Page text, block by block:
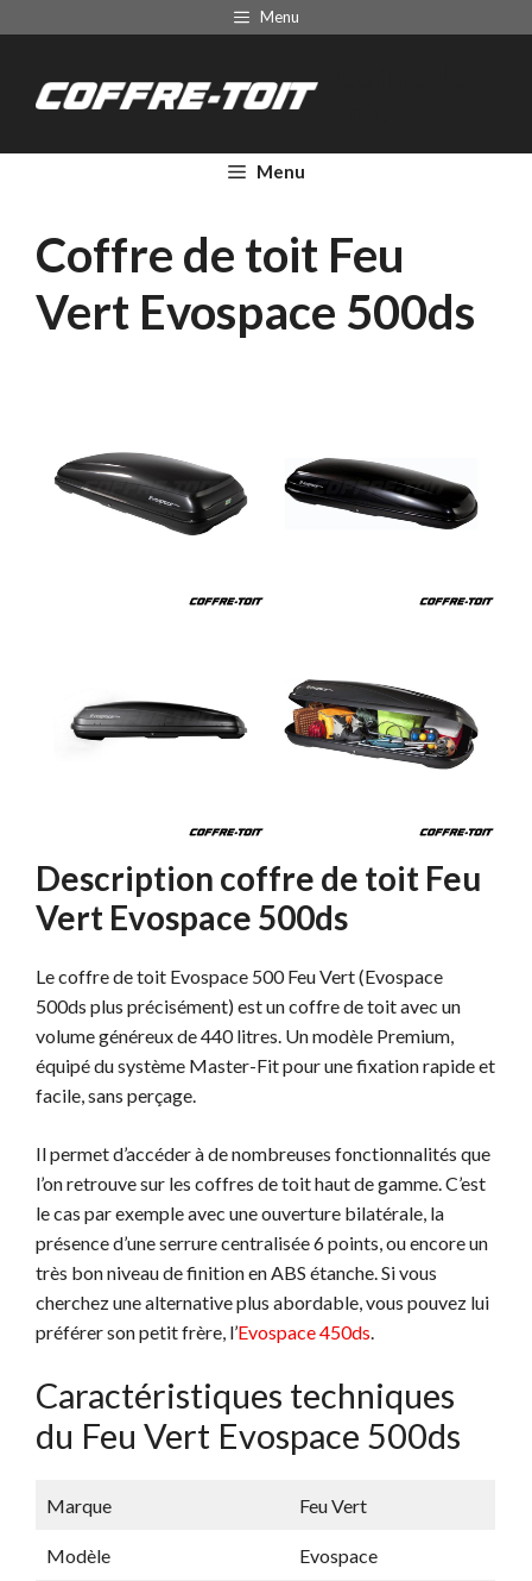
Menu
Menu
Coffre de toit Feu
Vert Evospace 500ds
Description coffre de toit Feu
Vert Evospace 500ds
Le coffre de toit Evospace 500 Feu Vert (Evospace
500ds plus précisément) est un coffre de toit avec un
volume généreux de 440 litres. Un modèle Premium,
équipé du système Master-Fit pour une fixation rapide et
facile, sans perçage.
Il permet d’accéder à de nombreuses fonctionnalités que
l’on retrouve sur les coffres de toit haut de gamme. C’est
le cas par exemple avec une ouverture bilatérale, la
présence d’une serrure centralisée 6 points, ou encore un
très bon niveau de finition en ABS étanche. Si vous
cherchez une alternative plus abordable, vous pouvez lui
préférer son petit frère, l’Evospace 450ds.
Caractéristiques techniques
du Feu Vert Evospace 500ds
Marque Feu Vert
Modèle Evospace